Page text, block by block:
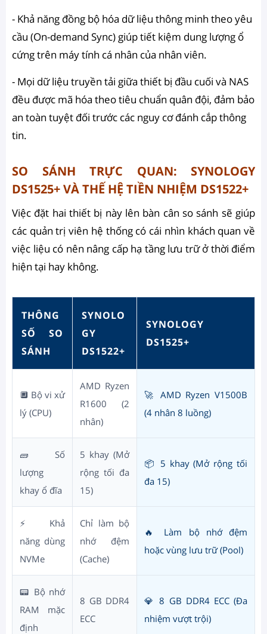
- Khả năng đồng bộ hóa dữ liệu thông minh theo yêu
cầu (On-demand Sync) giúp tiết kiệm dung lượng ổ
cứng trên máy tính cá nhân của nhân viên.
- Mọi dữ liệu truyền tải giữa thiết bị đầu cuối và NAS
đều được mã hóa theo tiêu chuẩn quân đội, đảm bảo
an toàn tuyệt đối trước các nguy cơ đánh cắp thông
tin.
SO SÁNH TRỰC QUAN: SYNOLOGY
DS1525+ VÀ THẾ HỆ TIỀN NHIỆM DS1522+
Việc đặt hai thiết bị này lên bàn cân so sánh sẽ giúp
các quản trị viên hệ thống có cái nhìn khách quan về
việc liệu có nên nâng cấp hạ tầng lưu trữ ở thời điểm
hiện tại hay không.
THÔNG
SỐ SO
SÁNH
SYNOLO
GY
DS1522+
SYNOLOGY
DS1525+
🔲 Bộ vi xử
lý (CPU)
AMD Ryzen
R1600 (2
nhân)
🚀 AMD Ryzen V1500B
(4 nhân 8 luồng)
🧱 Số
lượng
khay ổ đĩa
5 khay (Mở
rộng tối đa
15)
📦 5 khay (Mở rộng tối
đa 15)
⚡ Khả
năng dùng
NVMe
Chỉ làm bộ
nhớ đệm
(Cache)
🔥 Làm bộ nhớ đệm
hoặc vùng lưu trữ (Pool)
📟 Bộ nhớ
RAM mặc
định
8 GB DDR4
ECC
💎 8 GB DDR4 ECC (Đa
nhiệm vượt trội)